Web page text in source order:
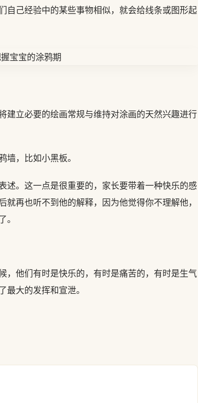
自己经验中的某些事物相似，就会给线条或图形起
建立必要的绘画常规与维持对涂画的天然兴趣进行
，比如小黑板。
述。这一点是很重要的，家长要带着一种快乐的感
再也听不到他的解释，因为他觉得你不理解他，
，他们有时是快乐的，有时是痛苦的，有时是生气
大的发挥和宣泄。